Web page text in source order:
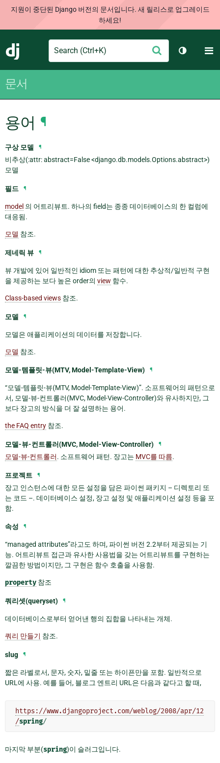
지원이 중단된 Django 버전의 문서입니다. 새 릴리스로 업그레이드
하세요!
Django
Search
출
테마 토
문서
용어 ¶
구상 모델 ¶
비추상(:attr: abstract=False <django.db.models.Options.abstract>)
모델
필드 ¶
model 의 어트리뷰트. 하나의 field는 종종 데이터베이스의 한 컬럼에
대응됨.
모델 참조.
제네릭 뷰 ¶
뷰 개발에 있어 일반적인 idiom 또는 패턴에 대한 추상적/일반적 구현
을 제공하는 보다 높은 order의 view 함수.
Class-based views 참조.
모델 ¶
모델은 애플리케이션의 데이터를 저장합니다.
모델 참조.
모델-템플릿-뷰(MTV, Model-Template-View) ¶
“모델-템플릿-뷰(MTV, Model-Template-View)”. 소프트웨어의 패턴으로
서, 모델-뷰-컨트롤러(MVC, Model-View-Controller)와 유사하지만, 그
보다 장고의 방식을 더 잘 설명하는 용어.
the FAQ entry 참조.
모델-뷰-컨트롤러(MVC, Model-View-Controller) ¶
모델-뷰-컨트롤러. 소프트웨어 패턴. 장고는 MVC를 따름.
프로젝트 ¶
장고 인스턴스에 대한 모든 설정을 담은 파이썬 패키지 – 디렉토리 또
는 코드 –. 데이터베이스 설정, 장고 설정 및 애플리케이션 설정 등을 포
함.
속성 ¶
“managed attributes”라고도 하며, 파이썬 버전 2.2부터 제공되는 기
능. 어트리뷰트 접근과 유사한 사용법을 갖는 어트리뷰트를 구현하는
깔끔한 방법이지만, 그 구현은 함수 호출을 사용함.
property 참조
쿼리셋(queryset) ¶
데이터베이스로부터 얻어낸 행의 집합을 나타내는 개체.
쿼리 만들기 참조.
slug ¶
짧은 라벨로서, 문자, 숫자, 밑줄 또는 하이픈만을 포함. 일반적으로
URL에 사용. 예를 들어, 블로그 엔트리 URL은 다음과 같다고 할 때,
https://www.djangoproject.com/weblog/2008/apr/12
/spring
마지막 부분(spring)이 슬러그입니다.